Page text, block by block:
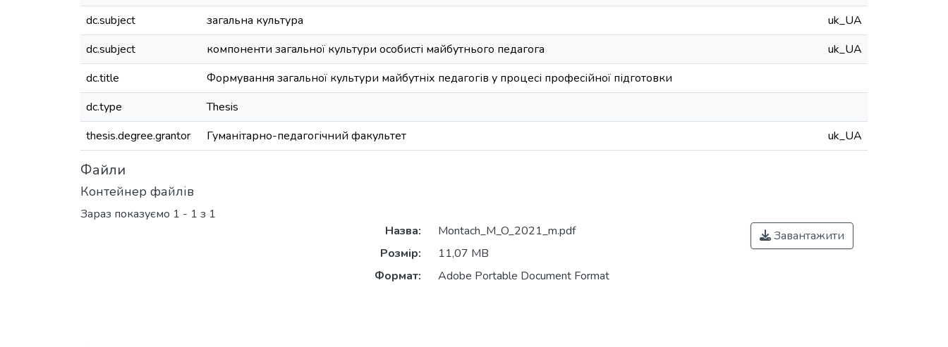
dc.subject
загальна культура
uk_UA
dc.subject
компоненти загальної культури особисті майбутнього педагога
uk_UA
dc.title
Формування загальної культури майбутніх педагогів у процесі професійної підготовки
dc.type
Thesis
thesis.degree.grantor
Гуманітарно-педагогічний факультет uk_UA
Файли
Контейнер файлів
Зараз показуємо 1 - 1 з 1
Назва:
Montach_M_O_2021_m.pdf
Розмір:
11,07 MB
Формат:
Adobe Portable Document Format
Завантажити